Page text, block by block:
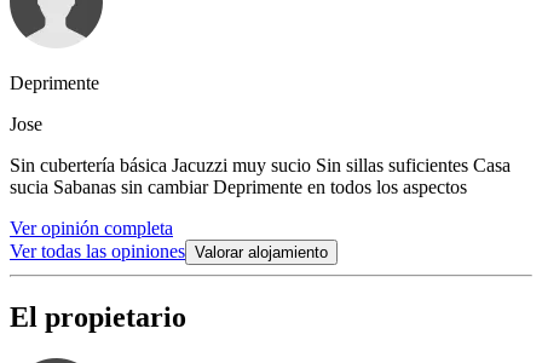
Deprimente
Jose
Sin cubertería básica Jacuzzi muy sucio Sin sillas suficientes Casa
sucia Sabanas sin cambiar Deprimente en todos los aspectos
Ver opinión completa
Ver todas las opiniones Valorar alojamiento
El propietario